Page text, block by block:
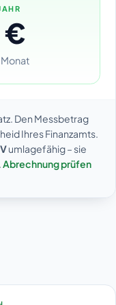
€
Den Messbetrag
Ihres Finanzamts.
umlagefähig – sie
Abrechnung prüfen